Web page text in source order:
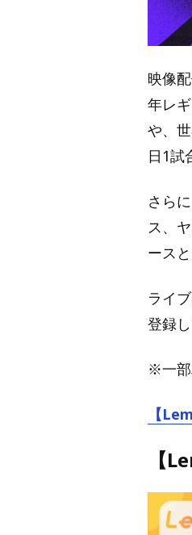
映像
年レ
や、
日1試
さら
ス、
ース
ライ
登録し
※一部
【
【